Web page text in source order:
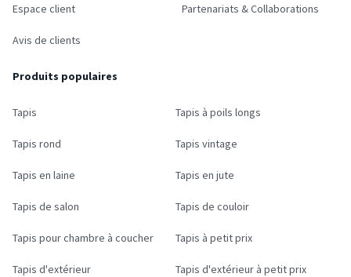
Espace client
Avis de clients
Partenariats & Collaborations
Produits populaires
Tapis Tapis à poils longs
Tapis rond Tapis vintage
Tapis en laine Tapis en jute
Tapis de salon Tapis de couloir
Tapis pour chambre à coucher Tapis à petit prix
Tapis d'extérieur Tapis d'extérieur à petit prix